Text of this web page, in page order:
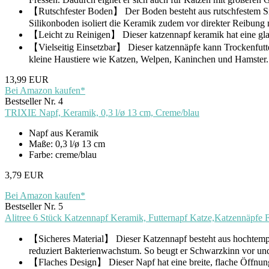
【Rutschfester Boden】 Der Boden besteht aus
Silikonboden isoliert die Keramik zudem vor direkter Reibung
【Leicht zu Reinigen】 Dieser katzennapf keramik hat eine
【Vielseitig Einsetzbar】 Dieser katzennäpfe kann
kleine Haustiere wie Katzen, Welpen, Kaninchen und
13,99 EUR
Bei Amazon kaufen*
Bestseller Nr. 4
TRIXIE Napf, Keramik, 0,3 l/ø 13 cm, Creme/blau
Napf aus Keramik
Maße: 0,3 l/ø 13 cm
Farbe: creme/blau
3,79 EUR
Bei Amazon kaufen*
Bestseller Nr. 5
Alitree 6 Stück Katzennapf Keramik, Futternapf Katze,Katzennäpfe
【Sicheres Material】 Dieser Katzennapf besteht aus
reduziert Bakterienwachstum. So beugt er Schwarzkinn vor
【Flaches Design】 Dieser Napf hat eine breite, flache